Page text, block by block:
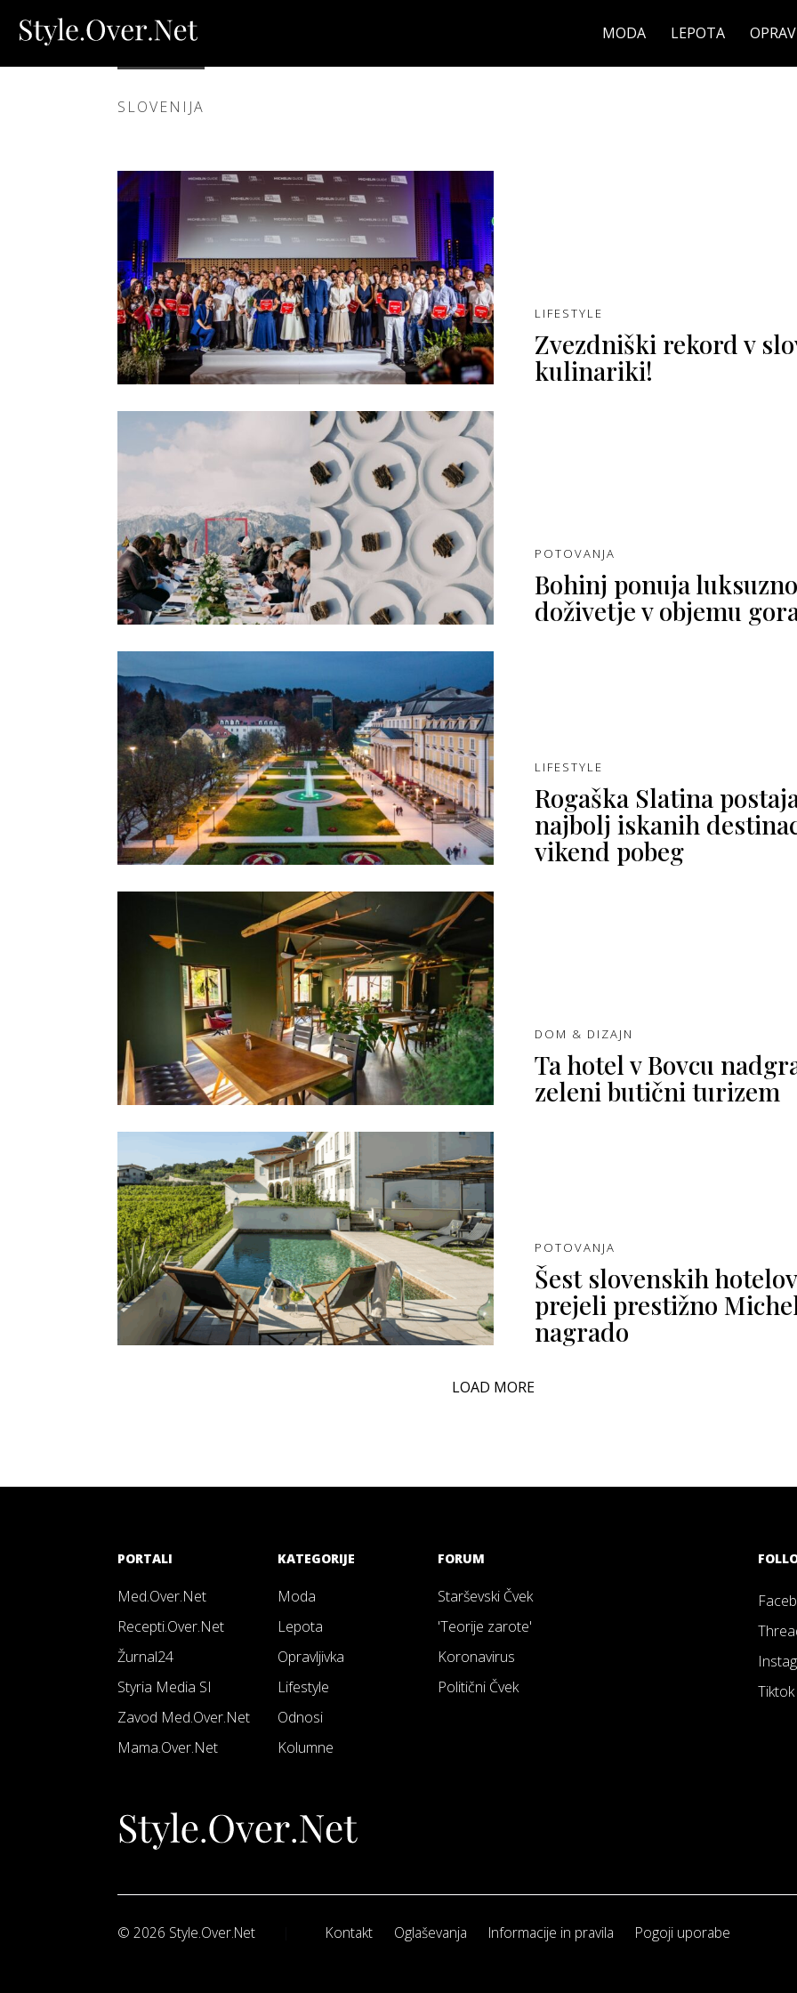
MODA LEPOTA
SLOVENIJA
LIFESTYLE
Zvezdniški rekord v
kulinariki!
POTOVANJA
Bohinj ponuja luksuzno
doživetje v objemu
LIFESTYLE
Rogaška Slatina
najbolj iskanih
vikend pobeg
DOM & DIZAJN
Ta hotel v Bovcu
zeleni butični turizem
POTOVANJA
Šest slovenskih
prejeli prestižno
nagrado
LOAD MORE
PORTALI
Med.Over.Net
Recepti.Over.Net
Žurnal24
Styria Media SI
Zavod Med.Over.Net
Mama.Over.Net
KATEGORIJE
Moda
Lepota
Opravljivka
Lifestyle
Odnosi
Kolumne
FORUM
Starševski Čvek
'Teorije zarote'
Koronavirus
Politični Čvek
Tiktok
© 2026 Style.Over.Net Kontakt Oglaševanja Informacije in pravila Pogoji uporabe